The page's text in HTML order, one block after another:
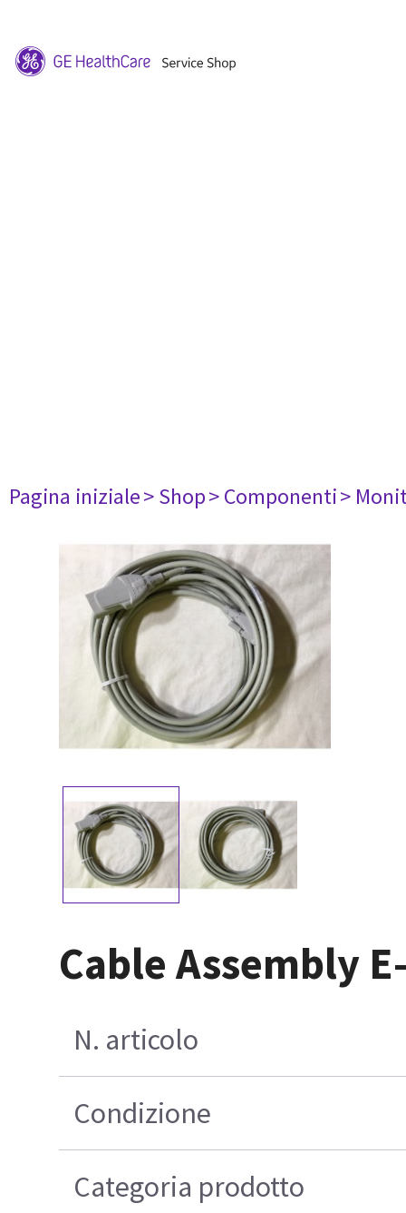
Pagina iniziale> Shop> Componenti>
Cable Assembly
N. articolo
Condizione
Categoria prodotto